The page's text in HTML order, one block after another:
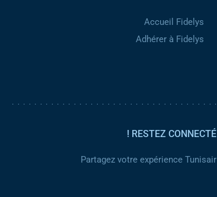
Accueil Fidelys
Adhérer à Fidelys
RESTEZ CONNECTÉ !
Partagez votre expérience Tunisair